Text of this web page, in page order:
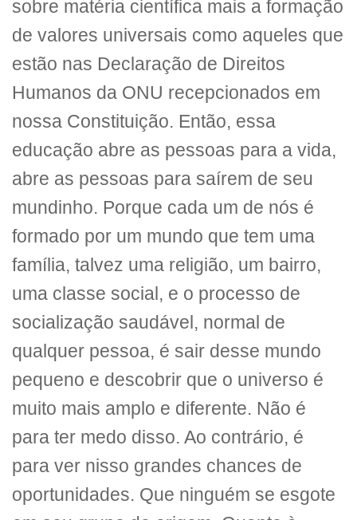
sobre matéria científica mais a formação
de valores universais como aqueles que
estão nas Declaração de Direitos
Humanos da ONU recepcionados em
nossa Constituição. Então, essa
educação abre as pessoas para a vida,
abre as pessoas para saírem de seu
mundinho. Porque cada um de nós é
formado por um mundo que tem uma
família, talvez uma religião, um bairro,
uma classe social, e o processo de
socialização saudável, normal de
qualquer pessoa, é sair desse mundo
pequeno e descobrir que o universo é
muito mais amplo e diferente. Não é
para ter medo disso. Ao contrário, é
para ver nisso grandes chances de
oportunidades. Que ninguém se esgote